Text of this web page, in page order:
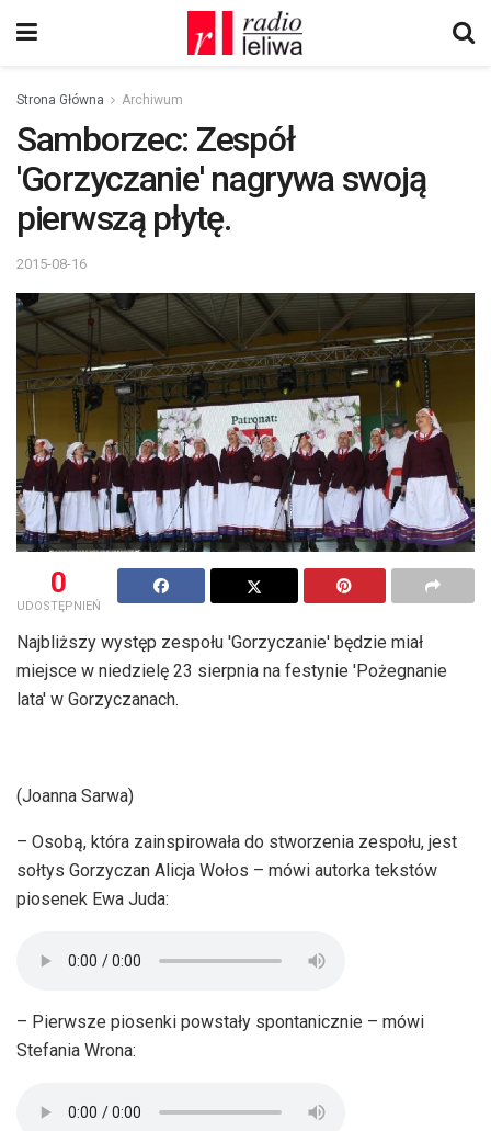
Strona Główna Archiwum
Samborzec: Zespół
'Gorzyczanie' nagrywa swoją
pierwszą płytę.
2015-08-16
0
UDOSTĘPNIEŃ
Najbliższy występ zespołu 'Gorzyczanie' będzie miał
miejsce w niedzielę 23 sierpnia na festynie 'Pożegnanie
lata' w Gorzyczanach.
(Joanna Sarwa)
– Osobą, która zainspirowała do stworzenia zespołu, jest
sołtys Gorzyczan Alicja Wołos – mówi autorka tekstów
piosenek Ewa Juda:
– Pierwsze piosenki powstały spontanicznie – mówi
Stefania Wrona: